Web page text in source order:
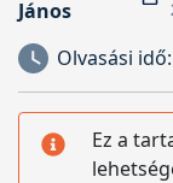
János
Olvasási idő:
Ez a